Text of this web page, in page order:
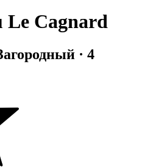
Le Cagnard
· 4